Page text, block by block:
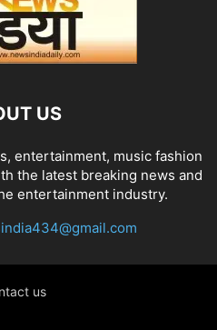
US
entertainment, music fashion
the latest breaking news and
entertainment industry.
us